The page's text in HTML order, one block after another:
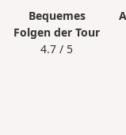
Bequemes
Folgen der Tour
4.7 / 5